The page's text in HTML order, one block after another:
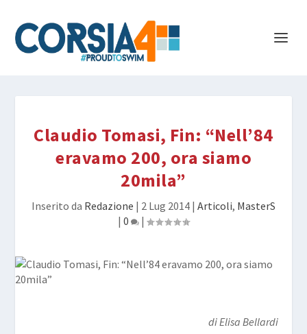
Claudio Tomasi, Fin: “Nell’84
eravamo 200, ora siamo
20mila”
Inserito da Redazione | 2 Lug 2014 | Articoli, MasterS
| 0 |
di Elisa Bellardi